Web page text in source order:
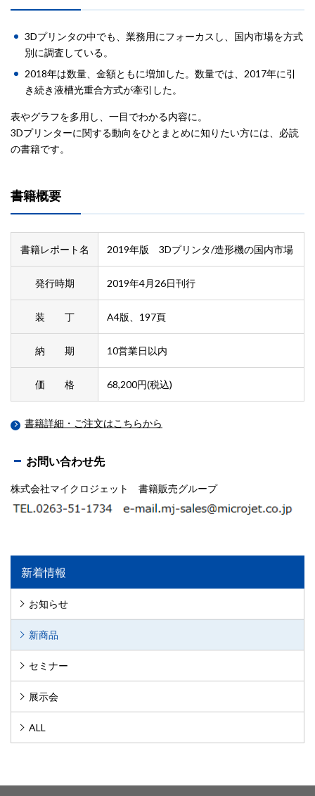
3Dプリンタの中でも、業務用にフォーカスし、国内市場を方式
別に調査している。
2018年は数量、金額ともに増加した。数量では、2017年に引
き続き液槽光重合方式が牽引した。
表やグラフを多用し、一目でわかる内容に。
3Dプリンターに関する動向をひとまとめに知りたい方には、必読
の書籍です。
書籍概要
書籍レポート名 2019年版 3Dプリンタ/造形機の国内市場
発行時期 2019年4月26日刊行
装 丁 A4版、197頁
納 期 10営業日以内
価 格 68,200円(税込)
書籍詳細・ご注文はこちらから
お問い合わせ先
株式会社マイクロジェット 書籍販売グループ
新着情報
お知らせ
新商品
セミナー
展示会
ALL